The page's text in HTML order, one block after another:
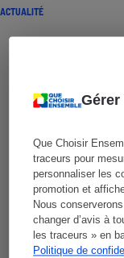
Que Choisir
traceurs pour
personnaliser les
promotion et
Nous
changer d’avis à
les traceurs » en
Politique de
ACTUALITÉ